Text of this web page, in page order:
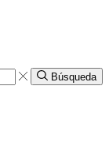
Búsqueda